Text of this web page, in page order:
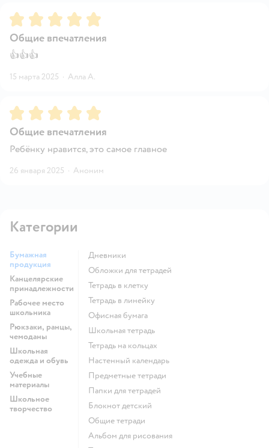
Рейтинг:5
Общие впечатления
👍👍👍
15 марта 2025 · Алла А.
Рейтинг:5
Общие впечатления
Ребёнку нравится, это самое главное
26 января 2025 · Аноним
Категории
Бумажная
продукция
Канцелярские
принадлежности
Рабочее место
школьника
Рюкзаки, ранцы,
чемоданы
Школьная
одежда и обувь
Учебные
материалы
Школьное
творчество
Дневники
Обложки для тетрадей
Тетрадь в клетку
Тетрадь в линейку
Офисная бумага
Школьная тетрадь
Тетрадь на кольцах
Настенный календарь
Предметные тетради
Папки для тетрадей
Блокнот детский
Общие тетради
Альбом для рисования